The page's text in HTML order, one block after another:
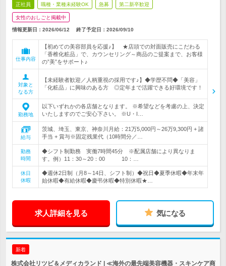
正社員 職種・業種未経験OK 急募 第二新卒歓迎
女性のおしごと掲載中
情報更新日：2026/06/12 終了予定日： 2026/09/10
仕事内容
【初めての美容部員を応援♪】 ★店頭での対面販売にこだわる
「香椎化粧品」で、カウンセリング～商品のご提案まで、お客様
の”美”をサポート♪
対象と
なる方
【未経験者歓迎／人柄重視の採用です♪】◆学歴不問◆「美容」
「化粧品」に興味のある方 ◎定年まで活躍できる好環境です！
勤務地
以下いずれかの各店舗となります。 ※希望などを考慮の上、決定
いたしますのでご安心下さい。 ※U・I…
給与
茨城、埼玉、東京、神奈川月給：21万5,000円～26万9,300円 + 諸
手当 + 賞与※固定残業代（10時間分／…
勤務
時間
◆シフト制勤務 実働7時間45分 ※配属店舗により異なりま
す。例）11：30～20：00 10：…
休日
休暇
◆週休2日制（月8～14日、シフト制）◆祝日◆夏季休暇◆年末年
始休暇◆有給休暇◆慶弔休暇◆特別休暇★…
求人詳細を見る 気になる
新着
株式会社リツビ＆メディカランド | ≪海外の最先端美容機器・スキンケア商